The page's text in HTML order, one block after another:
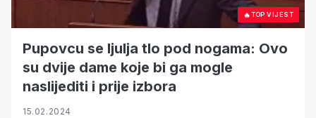
🔥TOP VIJEST
Pupovcu se ljulja tlo pod nogama: Ovo
su dvije dame koje bi ga mogle
naslijediti i prije izbora
15.02.2024